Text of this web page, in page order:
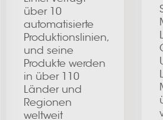
über 10
automatisierte
Produktionslinien,
und seine
Produkte werden
in über 110
Länder und
Regionen
weltweit